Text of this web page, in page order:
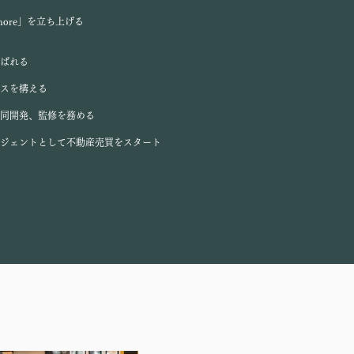
」を立ち上げる
れる
を構える
開発、監修を務める
ェントとして不動産売買をスタート